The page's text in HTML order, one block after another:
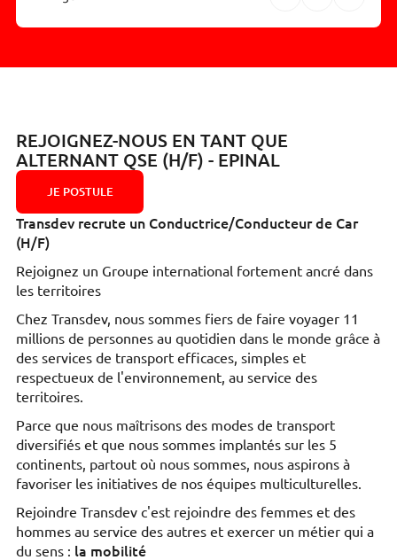
REJOIGNEZ-NOUS EN TANT QUE
ALTERNANT QSE (H/F) - EPINAL
JE POSTULE
Transdev recrute un Conductrice/Conducteur de Car
(H/F)
Rejoignez un Groupe international fortement ancré dans
les territoires
Chez Transdev, nous sommes fiers de faire voyager 11
millions de personnes au quotidien dans le monde grâce à
des services de transport efficaces, simples et
respectueux de l'environnement, au service des
territoires.
Parce que nous maîtrisons des modes de transport
diversifiés et que nous sommes implantés sur les 5
continents, partout où nous sommes, nous aspirons à
favoriser les initiatives de nos équipes multiculturelles.
Rejoindre Transdev c'est rejoindre des femmes et des
hommes au service des autres et exercer un métier qui a
du sens : la mobilité